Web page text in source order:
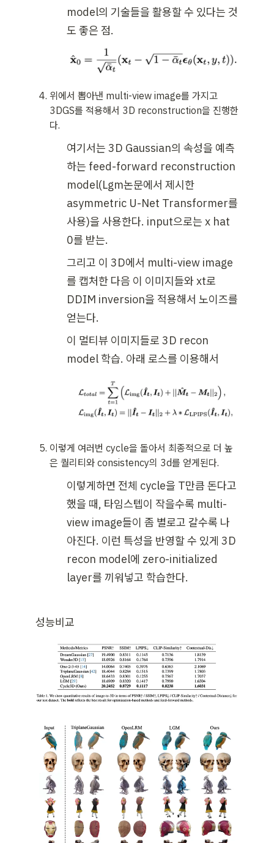
model의 기술들을 활용할 수 있다는 것
도 좋은 점.
위에서 뽑아낸 multi-view image를 가지고
3DGS를 적용해서 3D reconstruction을 진행한
다.
여기서는 3D Gaussian의 속성을 예측
하는 feed-forward reconstruction
model(Lgm논문에서 제시한
asymmetric U-Net Transformer를
사용)을 사용한다. input으로는 x hat
0를 받는.
그리고 이 3D에서 multi-view image
를 캡처한 다음 이 이미지들와 xt로
DDIM inversion을 적용해서 노이즈를
얻는다.
이 멀티뷰 이미지들로 3D recon
model 학습. 아래 로스를 이용해서
이렇게 여러번 cycle을 돌아서 최종적으로 더 높
은 퀄리티와 consistency의 3d를 얻게된다.
이렇게하면 전체 cycle을 T만큼 돈다고
했을 때, 타임스텝이 작을수록 multi-
view image들이 좀 별로고 갈수록 나
아진다. 이런 특성을 반영할 수 있게 3D
recon model에 zero-initialized
layer를 끼워넣고 학습한다.
성능비교